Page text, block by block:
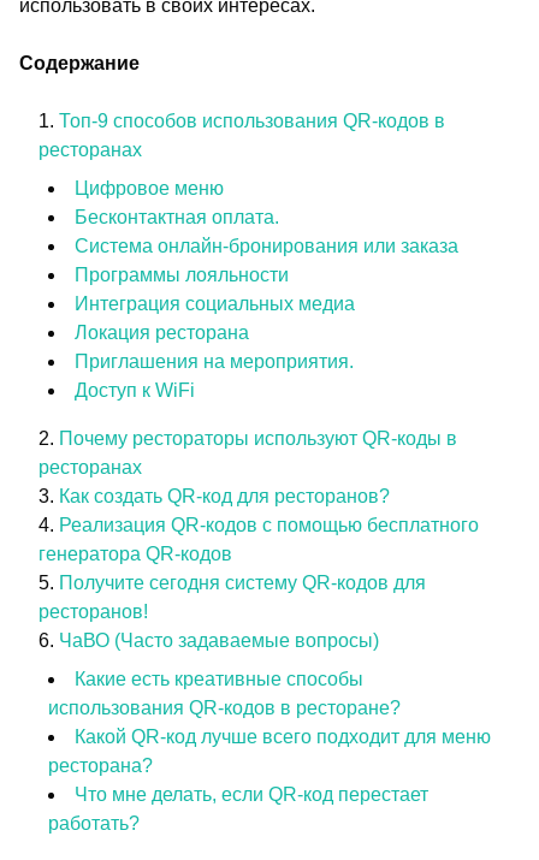
использовать в своих интересах.
Содержание
Топ-9 способов использования QR-кодов в
ресторанах
Цифровое меню
Бесконтактная оплата.
Система онлайн-бронирования или заказа
Программы лояльности
Интеграция социальных медиа
Локация ресторана
Приглашения на мероприятия.
Доступ к WiFi
Почему рестораторы используют QR-коды в
ресторанах
Как создать QR-код для ресторанов?
Реализация QR-кодов с помощью бесплатного
генератора QR-кодов
Получите сегодня систему QR-кодов для
ресторанов!
ЧаВО (Часто задаваемые вопросы)
Какие есть креативные способы
использования QR-кодов в ресторане?
Какой QR-код лучше всего подходит для меню
ресторана?
Что мне делать, если QR-код перестает
работать?